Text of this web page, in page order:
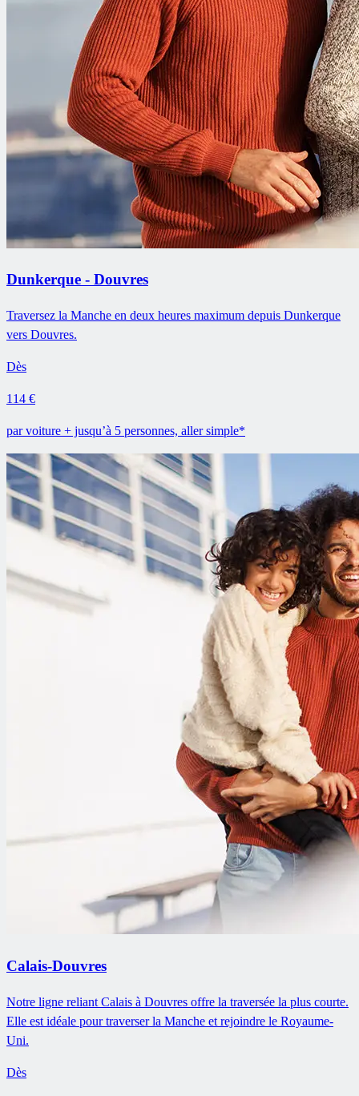
Dunkerque - Douvres
Traversez la Manche en deux heures maximum depuis Dunkerque
vers Douvres.
Dès
114 €
par voiture + jusqu’à 5 personnes, aller simple*
Calais-Douvres
Notre ligne reliant Calais à Douvres offre la traversée la plus courte.
Elle est idéale pour traverser la Manche et rejoindre le Royaume-
Uni.
Dès